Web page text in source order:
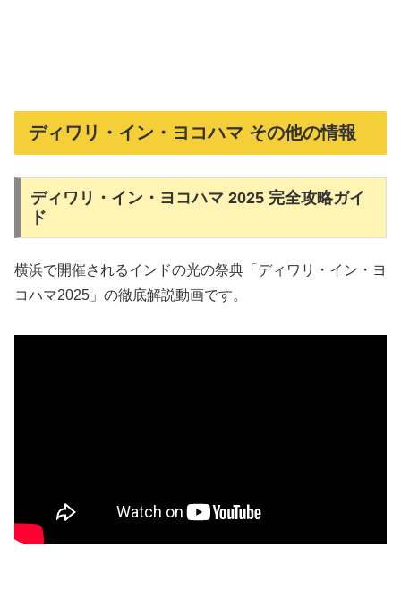
ディワリ・イン・ヨコハマ その他の情報
ディワリ・イン・ヨコハマ 2025 完全攻略ガイ
ド
横浜で開催されるインドの光の祭典「ディワリ・イン・ヨ
コハマ2025」の徹底解説動画です。